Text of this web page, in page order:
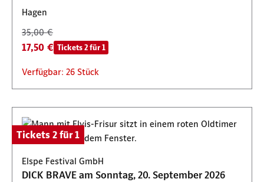
Hagen
35,00 €
17,50 € Tickets 2 für 1
Verfügbar: 26 Stück
Tickets 2 für 1
Elspe Festival GmbH
DICK BRAVE am Sonntag, 20. September 2026